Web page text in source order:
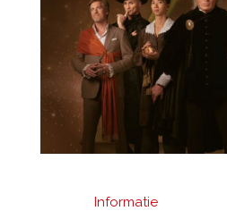
Informatie